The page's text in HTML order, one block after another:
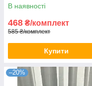
В наявності
468 ₴/комплект
585 ₴/комплект
Купити
–20%